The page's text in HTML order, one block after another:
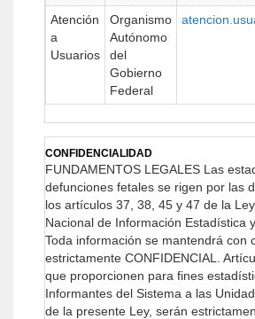
Atención
a
Usuarios
Organismo
Autónomo
del
Gobierno
Federal
CONFIDENCIALIDAD
FUNDAMENTOS LEGALES Las
defunciones fetales se rigen por las
los artículos 37, 38, 45 y 47 de la
Nacional de Información Estadística
Toda información se mantendrá con
estrictamente CONFIDENCIAL.
que proporcionen para fines
Informantes del Sistema a las
de la presente Ley, serán